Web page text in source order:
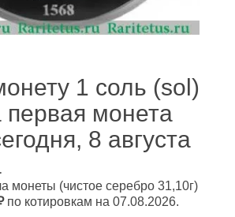
1 соль (sol)
первая монета
8 августа
монеты (чистое серебро 31,10г)
по котировкам на 07.08.2026.